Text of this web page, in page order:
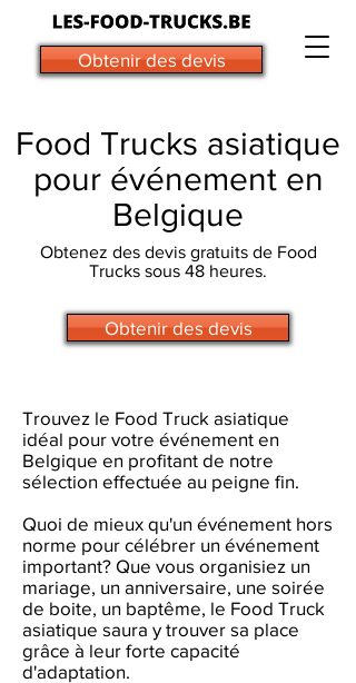
Obtenir des devis
Food Trucks asiatique
pour événement en
Belgique
Obtenez des devis gratuits de Food
Trucks sous 48 heures.
Obtenir des devis
Trouvez le Food Truck asiatique
idéal pour votre événement en
Belgique en profitant de notre
sélection effectuée au peigne fin.
Quoi de mieux qu'un événement hors
norme pour célébrer un événement
important? Que vous organisiez un
mariage, un anniversaire, une soirée
de boite, un baptême, le Food Truck
asiatique saura y trouver sa place
grâce à leur forte capacité
d'adaptation.